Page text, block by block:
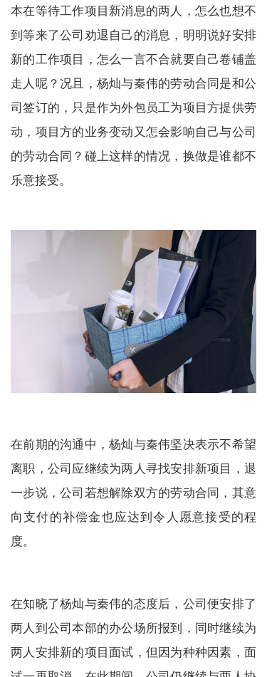
本在等待工作项目新消息的两人，怎么也想不
到等来了公司劝退自己的消息，明明说好安排
新的工作项目，怎么一言不合就要自己卷铺盖
走人呢？况且，杨灿与秦伟的劳动合同是和公
司签订的，只是作为外包员工为项目方提供劳
动，项目方的业务变动又怎会影响自己与公司
的劳动合同？碰上这样的情况，换做是谁都不
乐意接受。
在前期的沟通中，杨灿与秦伟坚决表示不希望
离职，公司应继续为两人寻找安排新项目，退
一步说，公司若想解除双方的劳动合同，其意
向支付的补偿金也应达到令人愿意接受的程
度。
在知晓了杨灿与秦伟的态度后，公司便安排了
两人到公司本部的办公场所报到，同时继续为
两人安排新的项目面试，但因为种种因素，面